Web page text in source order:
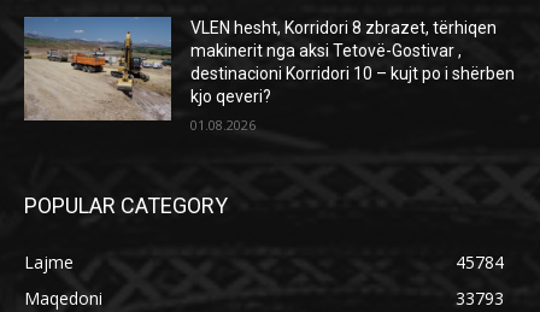
VLEN hesht, Korridori 8 zbrazet, tërhiqen
makinerit nga aksi Tetovë-Gostivar ,
destinacioni Korridori 10 – kujt po i shërben
kjo qeveri?
01.08.2026
POPULAR CATEGORY
Lajme
45784
Maqedoni
33793